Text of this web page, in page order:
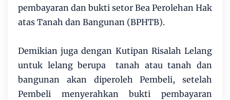
pembayaran dan bukti setor Bea Perolehan Hak
atas Tanah dan Bangunan (BPHTB).
Demikian juga dengan Kutipan Risalah Lelang
untuk lelang berupa tanah atau tanah dan
bangunan akan diperoleh Pembeli, setelah
Pembeli menyerahkan bukti pembayaran